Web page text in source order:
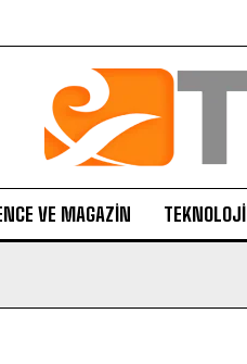
VE MAGAZIN TEKNOLOJI